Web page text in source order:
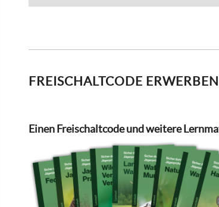
FREISCHALTCODE ERWERBEN
Einen Freischaltcode und weitere